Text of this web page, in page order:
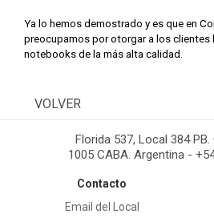
Ya lo hemos demostrado y es que en
preocupamos por otorgar a los clientes
notebooks de la más alta calidad.
VOLVER
Florida 537, Local 384 PB.
1005 CABA. Argentina -
Contacto
Email del Local